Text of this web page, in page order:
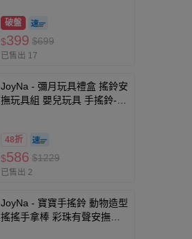
破盤
$399 $699
已售出 17
JoyNa - 彌月玩具禮盒 搖鈴安
撫玩具組 嬰兒玩具 手搖鈴-10
48折
$586 $1229
已售出 2
JoyNa - 寶寶手搖鈴 動物造型
搖搖手拿棒 彩珠有聲安撫玩